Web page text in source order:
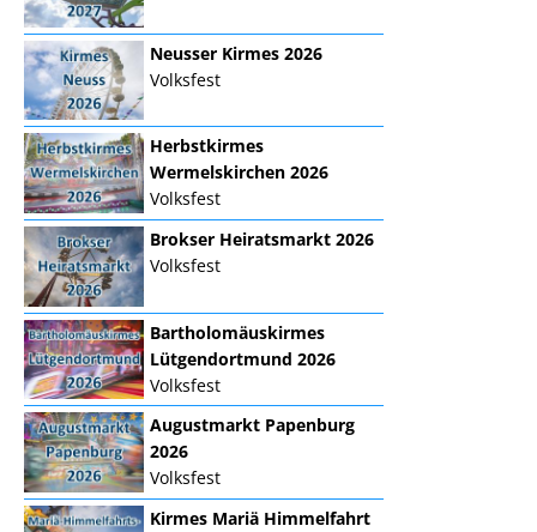
Neusser Kirmes 2026
Volksfest
Herbstkirmes
Wermelskirchen 2026
Volksfest
Brokser Heiratsmarkt 2026
Volksfest
Bartholomäuskirmes
Lütgendortmund 2026
Volksfest
Augustmarkt Papenburg
2026
Volksfest
Kirmes Mariä Himmelfahrt